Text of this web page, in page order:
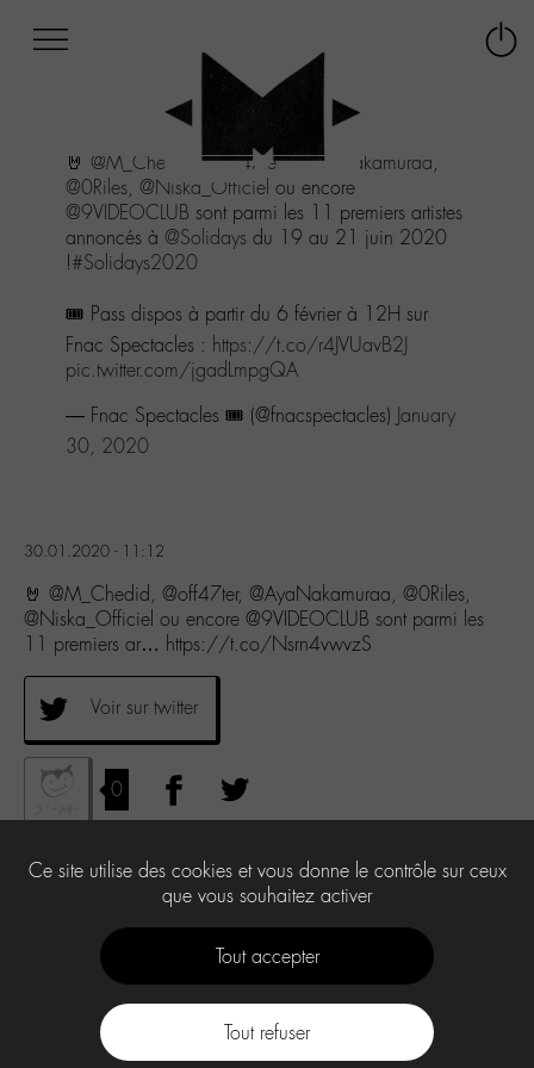
menu
Aller
au
contenu
recherche
🤘 @M_Chedid ,@off47ter,@AyaNakamuraa,
@0Riles, @Niska_Officiel ou encore
@9VIDEOCLUB sont parmi les 11 premiers artistes
annoncés à @Solidays du 19 au 21 juin 2020
!#Solidays2020
🎟 Pass dispos à partir du 6 février à 12H sur
Fnac Spectacles : https://t.co/r4JVUavB2J
pic.twitter.com/jgadLmpgQA
— Fnac Spectacles 🎟️ (@fnacspectacles) January
30, 2020
30.01.2020 - 11:12
🤘 @M_Chedid, @off47ter, @AyaNakamuraa, @0Riles,
@Niska_Officiel ou encore @9VIDEOCLUB sont parmi les
11 premiers ar… https://t.co/Nsrn4vwvzS
Voir sur twitter
0
Ce site utilise des cookies et vous donne le contrôle sur ceux
que vous souhaitez activer
Tout accepter
Tout refuser